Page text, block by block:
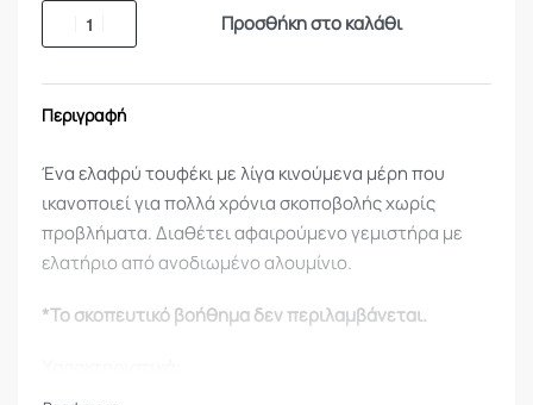
Προσθήκη στο καλάθι
Περιγραφή
Ένα ελαφρύ τουφέκι με λίγα κινούμενα μέρη που
ικανοποιεί για πολλά χρόνια σκοποβολής χωρίς
προβλήματα. Διαθέτει αφαιρούμενο γεμιστήρα με
ελατήριο από ανοδιωμένο αλουμίνιο.
*Το σκοπευτικό βοήθημα δεν περιλαμβάνεται.